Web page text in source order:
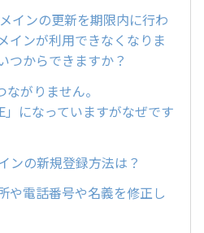
インの更新を期限内に行わ
インが利用できなくなりま
つからできますか？
がりません。
」になっていますがなぜです
ンの新規登録方法は？
や電話番号や名義を修正し